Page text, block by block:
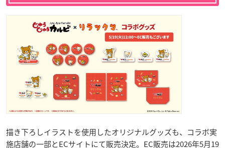
描き下ろしイラストを使用したオリジナルグッズも、コラボ実
施店舗の一部とECサイトにて販売決定。EC販売は2026年5月19